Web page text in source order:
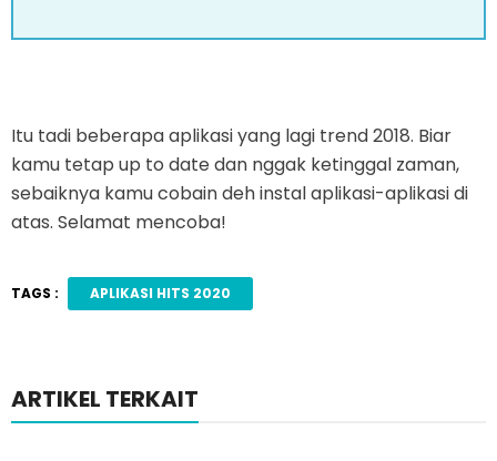
Itu tadi beberapa aplikasi yang lagi trend 2018. Biar
kamu tetap up to date dan nggak ketinggal zaman,
sebaiknya kamu cobain deh instal aplikasi-aplikasi di
atas. Selamat mencoba!
TAGS : APLIKASI HITS 2020
ARTIKEL TERKAIT